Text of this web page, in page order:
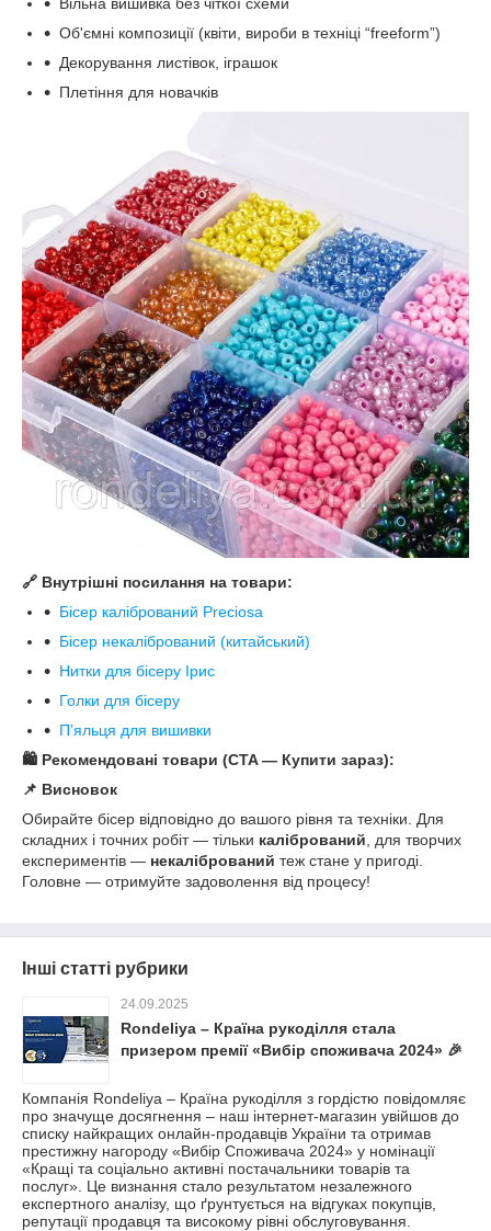
Об'ємні композиції (квіти, вироби в техніці “freeform”)
Декорування листівок, іграшок
Плетіння для новачків
🔗 Внутрішні посилання на товари:
Бісер калібрований Preciosa
Бісер некалібрований (китайський)
Нитки для бісеру Ірис
Голки для бісеру
П’яльця для вишивки
🛍 ️ Рекомендовані товари (CTA — Купити зараз):
📌 Висновок
Обирайте бісер відповідно до вашого рівня та техніки. Для
складних і точних робіт — тільки калібрований , для творчих
експериментів — некалібрований теж стане у пригоді.
Головне — отримуйте задоволення від процесу!
Інші статті рубрики
24.09.2025
Rondeliya – Країна рукоділля стала
призером премії «Вибір споживача 2024» 🎉
Компанія Rondeliya – Країна рукоділля з гордістю повідомляє
про значуще досягнення – наш інтернет-магазин увійшов до
списку найкращих онлайн-продавців України та отримав
престижну нагороду «Вибір Споживача 2024» у номінації
«Кращі та соціально активні постачальники товарів та
послуг». Це визнання стало результатом незалежного
експертного аналізу, що ґрунтується на відгуках покупців,
репутації продавця та високому рівні обслуговування.